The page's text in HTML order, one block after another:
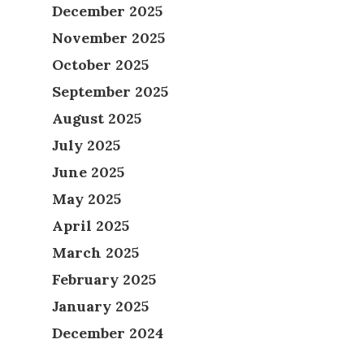
December 2025
November 2025
October 2025
September 2025
August 2025
July 2025
June 2025
May 2025
April 2025
March 2025
February 2025
January 2025
December 2024